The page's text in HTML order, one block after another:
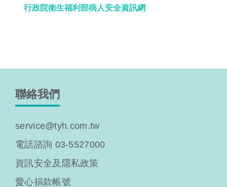
行政院衛生福利部病人安全資訊網
聯絡我們
service@tyh.com.tw
電話諮詢 03-5527000
資訊安全及隱私政策
愛心捐款帳號